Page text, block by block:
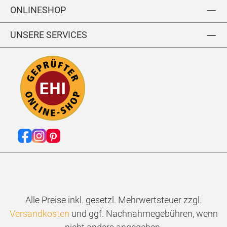
ONLINESHOP
UNSERE SERVICES
Alle Preise inkl. gesetzl. Mehrwertsteuer zzgl.
Versandkosten und ggf. Nachnahmegebühren, wenn